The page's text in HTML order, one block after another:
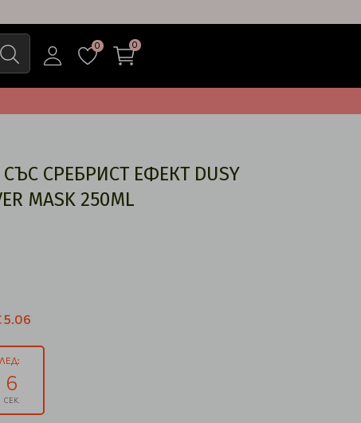
0 0
СРЕБРИСТ ЕФЕКТ DUSY
MASK 250ML
5.06
5
СЕК.